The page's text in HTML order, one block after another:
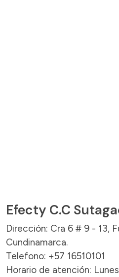
Efecty C.C
Dirección: Cra 6 # 9 - 13,
Cundinamarca.
Telefono: +57 16510101
Horario de atención: